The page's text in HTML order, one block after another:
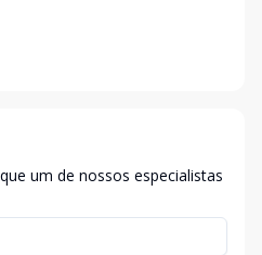
um de nossos especialistas